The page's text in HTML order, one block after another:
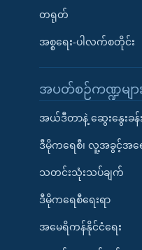
တရုတ်
အစ္စရေး-ပါလက်စတိုင်း
အပတ်စဉ်ကဏ္ဍများ
အယ်ဒီတာနဲ့ ဆွေးနွေးခန်း
ဒီမိုကရေစီ၊ လူ့အခွင့်အရေ
သတင်းသုံးသပ်ချက်
ဒီမိုကရေစီရေးရာ
အမေရိကန်နိုင်ငံရေး